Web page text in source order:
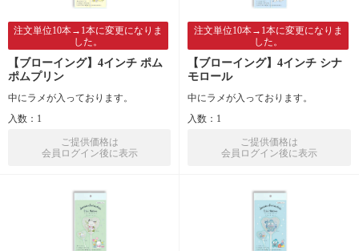
注文単位10本→1本に変更になりま
した。
【ブローイング】4インチ ポム
ポムプリン
中にラメが入っております。
入数：1
ご提供価格は
会員ログイン後に表示
注文単位10本→1本に変更になりま
した。
【ブローイング】4インチ シナ
モロール
中にラメが入っております。
入数：1
ご提供価格は
会員ログイン後に表示